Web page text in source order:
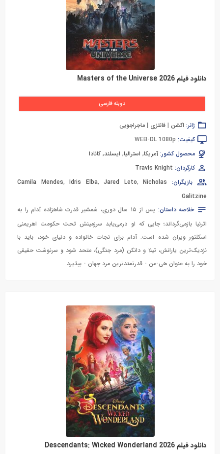
دانلود فیلم Masters of the Universe 2026
دوبله فارسی
ژانر: اکشن | فانتزی | ماجراجویی
کیفیت: WEB-DL 1080p
محصول کشور: آمریکا, استرالیا, ایسلند, کانادا
کارگردان: Travis Knight
بازیگران:
Camila Mendes, Idris Elba, Jared Leto, Nicholas
Galitzine
خلاصه داستان:
پس از ۱۵ سال دوری، شمشیر قدرت شاهزاده آدام را به
اترنیا بازمی‌گرداند؛ جایی که او درمی‌یابد سرزمینش تحت حکومت اهریمنی
اسکلتور ویران شده است. آدام برای نجات خانواده و دنیای خود، باید با
نزدیک‌ترین یارانش، تیلا و دانکن (مرد جنگی)، متحد شود و سرنوشت حقیقی
خود را به عنوان هی-من - قدرتمندترین مرد جهان - بپذیرد.
دانلود فیلم Descendants: Wicked Wonderland 2026